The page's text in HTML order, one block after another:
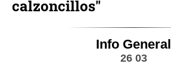
calzoncillos"
Info General
26 03